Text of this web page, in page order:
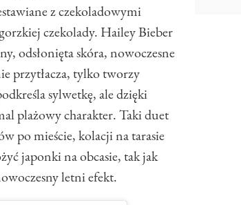
z czekoladowymi
czekolady. Hailey Bieber
odsłonięta skóra, nowoczesne
przytłacza, tylko tworzy
sylwetkę, ale dzięki
plażowy charakter. Taki duet
po mieście, kolacji na tarasie
japonki na obcasie, tak jak
letni efekt.